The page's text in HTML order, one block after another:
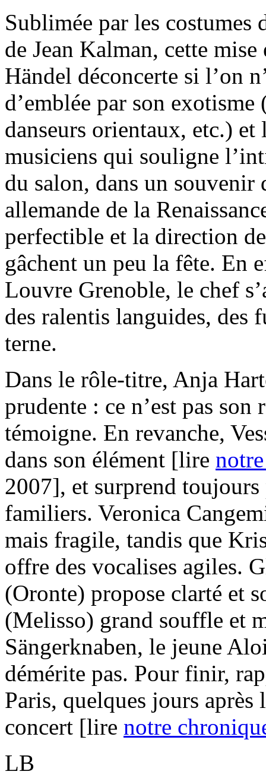
Sublimée par les costumes
de Jean Kalman, cette
Händel déconcerte si l’on
d’emblée par son
danseurs orientaux, etc.) et
musiciens qui souligne
du salon, dans un souvenir
allemande de la
perfectible et la direction
gâchent un peu la fête. En
Louvre Grenoble, le chef
des ralentis languides, des
terne.
Dans le rôle-titre, Anja
prudente : ce n’est pas
témoigne. En revanche,
dans son élément [lire
2007], et surprend toujours
familiers. Veronica
mais fragile, tandis que
offre des vocalises agiles.
(Oronte) propose clarté et
(Melisso) grand souffle et
Sängerknaben, le jeune
démérite pas. Pour finir,
Paris, quelques jours après
concert [lire notre
LB